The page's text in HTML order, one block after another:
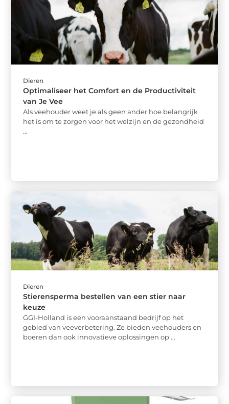
Dieren
Optimaliseer het Comfort en de Productiviteit
van Je Vee
Als veehouder weet je als geen ander hoe belangrijk
het is om te zorgen voor het welzijn en de gezondheid
...
Dieren
Stierensperma bestellen van een stier naar
keuze
GGI-Holland is een vooraanstaand bedrijf op het
gebied van veeverbetering. Ze bieden veehouders en
boeren dan ook innovatieve oplossingen op ...